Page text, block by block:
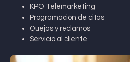
KPO Telemarketing
Programación de citas
Quejas y reclamos
Servicio al cliente